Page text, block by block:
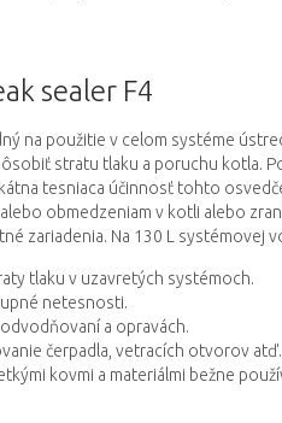
sealer F4
na použitie v celom systéme
stratu tlaku a poruchu kotla.
tesniaca účinnosť tohto
obmedzeniam v kotli alebo
zariadenia. Na 130 L systémovej
tlaku v uzavretých systémoch.
netesnosti.
a opravách.
čerpadla, vetracích otvorov atď.
kovmi a materiálmi bežne